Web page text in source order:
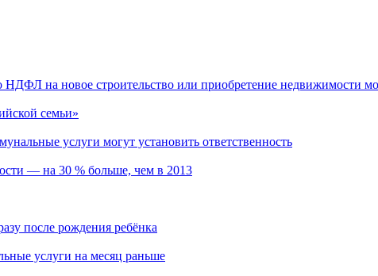
на новое строительство или приобретение недвижимости
семьи»
услуги могут установить ответственность
— на 30 % больше, чем в 2013
после рождения ребёнка
услуги на месяц раньше